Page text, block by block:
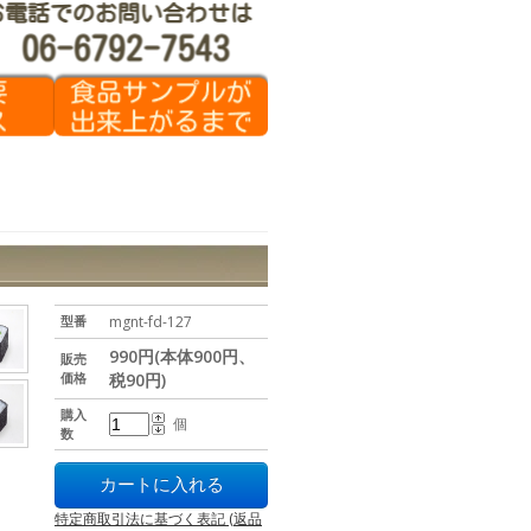
型番 mgnt-fd-127
販売
価格
990円(本体900円、
税90円)
購入
数
個
特定商取引法に基づく表記 (返品